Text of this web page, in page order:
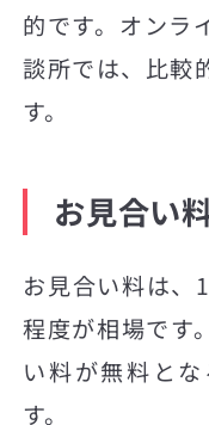
的です。オンラ
談所では、比較
す。
お見合い
お見合い料は、
程度が相場です
い料が無料と
す。